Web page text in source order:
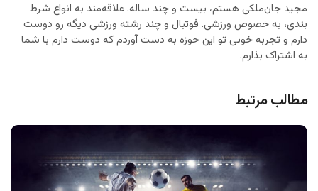
مجید جان‌ملکی هستم، بیست و چند ساله. علاقه‌مند به انواع شرط
بندی، به خصوص ورزشی. فوتبال و چند رشته ورزشی دیگه رو دوست
دارم و تجربه خوبی تو این حوزه به دست آوردم که دوست دارم با شما
به اشتراک بذارم.
مطالب مرتبط